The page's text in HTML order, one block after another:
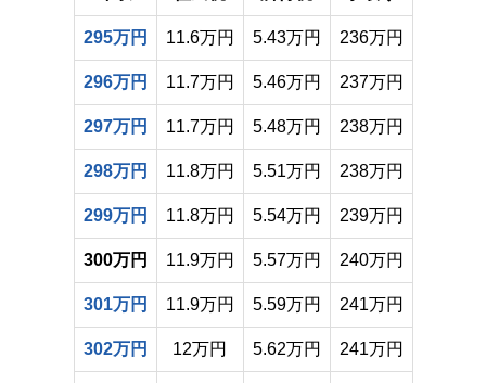
295万円 11.6万円 5.43万円 236万円
296万円 11.7万円 5.46万円 237万円
297万円 11.7万円 5.48万円 238万円
298万円 11.8万円 5.51万円 238万円
299万円 11.8万円 5.54万円 239万円
300万円 11.9万円 5.57万円 240万円
301万円 11.9万円 5.59万円 241万円
302万円 12万円 5.62万円 241万円